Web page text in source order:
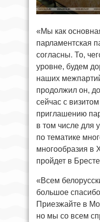
«Мы как
парламентская
согласны. То,
уровне, будем
наших
продолжил он,
сейчас с
приглашению
в том числе для
по тематике
многообразия в
пройдет в
«Всем
большое
Приезжайте в
но мы со всем